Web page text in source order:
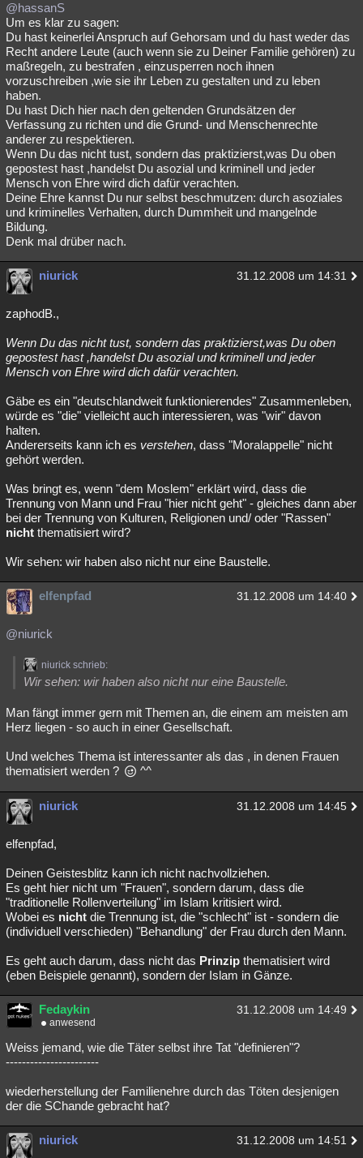
@hassanS
Um es klar zu sagen:
Du hast keinerlei Anspruch auf Gehorsam und du hast weder das
Recht andere Leute (auch wenn sie zu Deiner Familie gehören) zu
maßregeln, zu bestrafen , einzusperren noch ihnen
vorzuschreiben ,wie sie ihr Leben zu gestalten und zu leben
haben.
Du hast Dich hier nach den geltenden Grundsätzen der
Verfassung zu richten und die Grund- und Menschenrechte
anderer zu respektieren.
Wenn Du das nicht tust, sondern das praktizierst,was Du oben
gepostest hast ,handelst Du asozial und kriminell und jeder
Mensch von Ehre wird dich dafür verachten.
Deine Ehre kannst Du nur selbst beschmutzen: durch asoziales
und kriminelles Verhalten, durch Dummheit und mangelnde
Bildung.
Denk mal drüber nach.
niurick 31.12.2008 um 14:31
zaphodB.,
Wenn Du das nicht tust, sondern das praktizierst,was Du oben
gepostest hast ,handelst Du asozial und kriminell und jeder
Mensch von Ehre wird dich dafür verachten.
Gäbe es ein "deutschlandweit funktionierendes" Zusammenleben,
würde es "die" vielleicht auch interessieren, was "wir" davon
halten.
Andererseits kann ich es verstehen, dass "Moralappelle" nicht
gehört werden.
Was bringt es, wenn "dem Moslem" erklärt wird, dass die
Trennung von Mann und Frau "hier nicht geht" - gleiches dann aber
bei der Trennung von Kulturen, Religionen und/ oder "Rassen"
nicht thematisiert wird?
Wir sehen: wir haben also nicht nur eine Baustelle.
elfenpfad 31.12.2008 um 14:40
@niurick
niurick schrieb:
Wir sehen: wir haben also nicht nur eine Baustelle.
Man fängt immer gern mit Themen an, die einem am meisten am
Herz liegen - so auch in einer Gesellschaft.
Und welches Thema ist interessanter als das , in denen Frauen
thematisiert werden ?
^^
niurick 31.12.2008 um 14:45
elfenpfad,
Deinen Geistesblitz kann ich nicht nachvollziehen.
Es geht hier nicht um "Frauen", sondern darum, dass die
"traditionelle Rollenverteilung" im Islam kritisiert wird.
Wobei es nicht die Trennung ist, die "schlecht" ist - sondern die
(individuell verschieden) "Behandlung" der Frau durch den Mann.
Es geht auch darum, dass nicht das Prinzip thematisiert wird
(eben Beispiele genannt), sondern der Islam in Gänze.
Fedaykin 31.12.2008 um 14:49
anwesend
Weiss jemand, wie die Täter selbst ihre Tat "definieren"?
-----------------------
wiederherstellung der Familienehre durch das Töten desjenigen
der die SChande gebracht hat?
niurick 31.12.2008 um 14:51